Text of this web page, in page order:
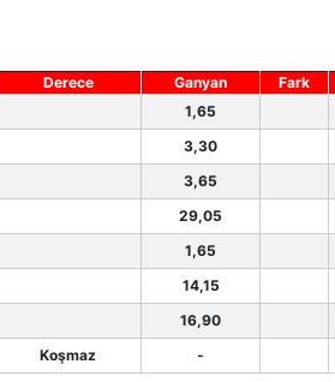
Derece Ganyan Fark
1,65
3,30
3,65
29,05
1,65
14,15
16,90
Koşmaz -